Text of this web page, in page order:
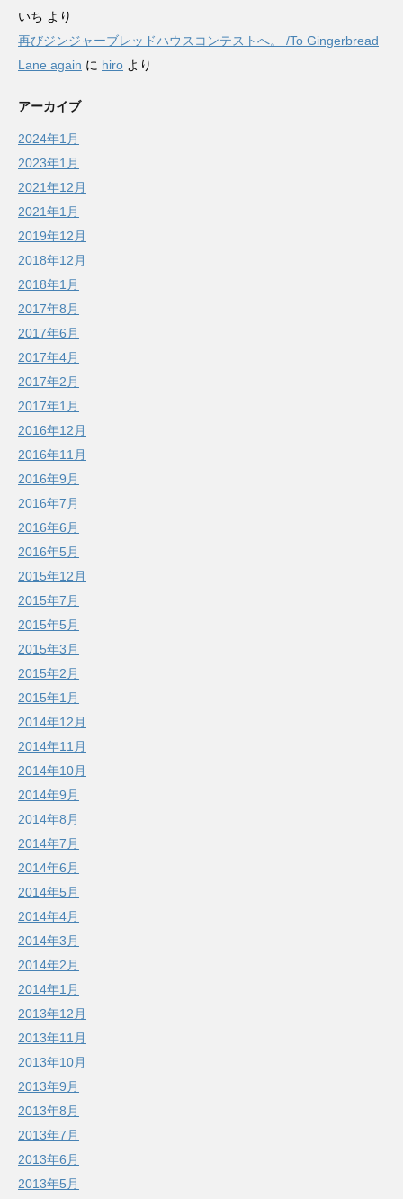
いち より
再びジンジャーブレッドハウスコンテストへ。 /To Gingerbread
Lane again に hiro より
アーカイブ
2024年1月
2023年1月
2021年12月
2021年1月
2019年12月
2018年12月
2018年1月
2017年8月
2017年6月
2017年4月
2017年2月
2017年1月
2016年12月
2016年11月
2016年9月
2016年7月
2016年6月
2016年5月
2015年12月
2015年7月
2015年5月
2015年3月
2015年2月
2015年1月
2014年12月
2014年11月
2014年10月
2014年9月
2014年8月
2014年7月
2014年6月
2014年5月
2014年4月
2014年3月
2014年2月
2014年1月
2013年12月
2013年11月
2013年10月
2013年9月
2013年8月
2013年7月
2013年6月
2013年5月